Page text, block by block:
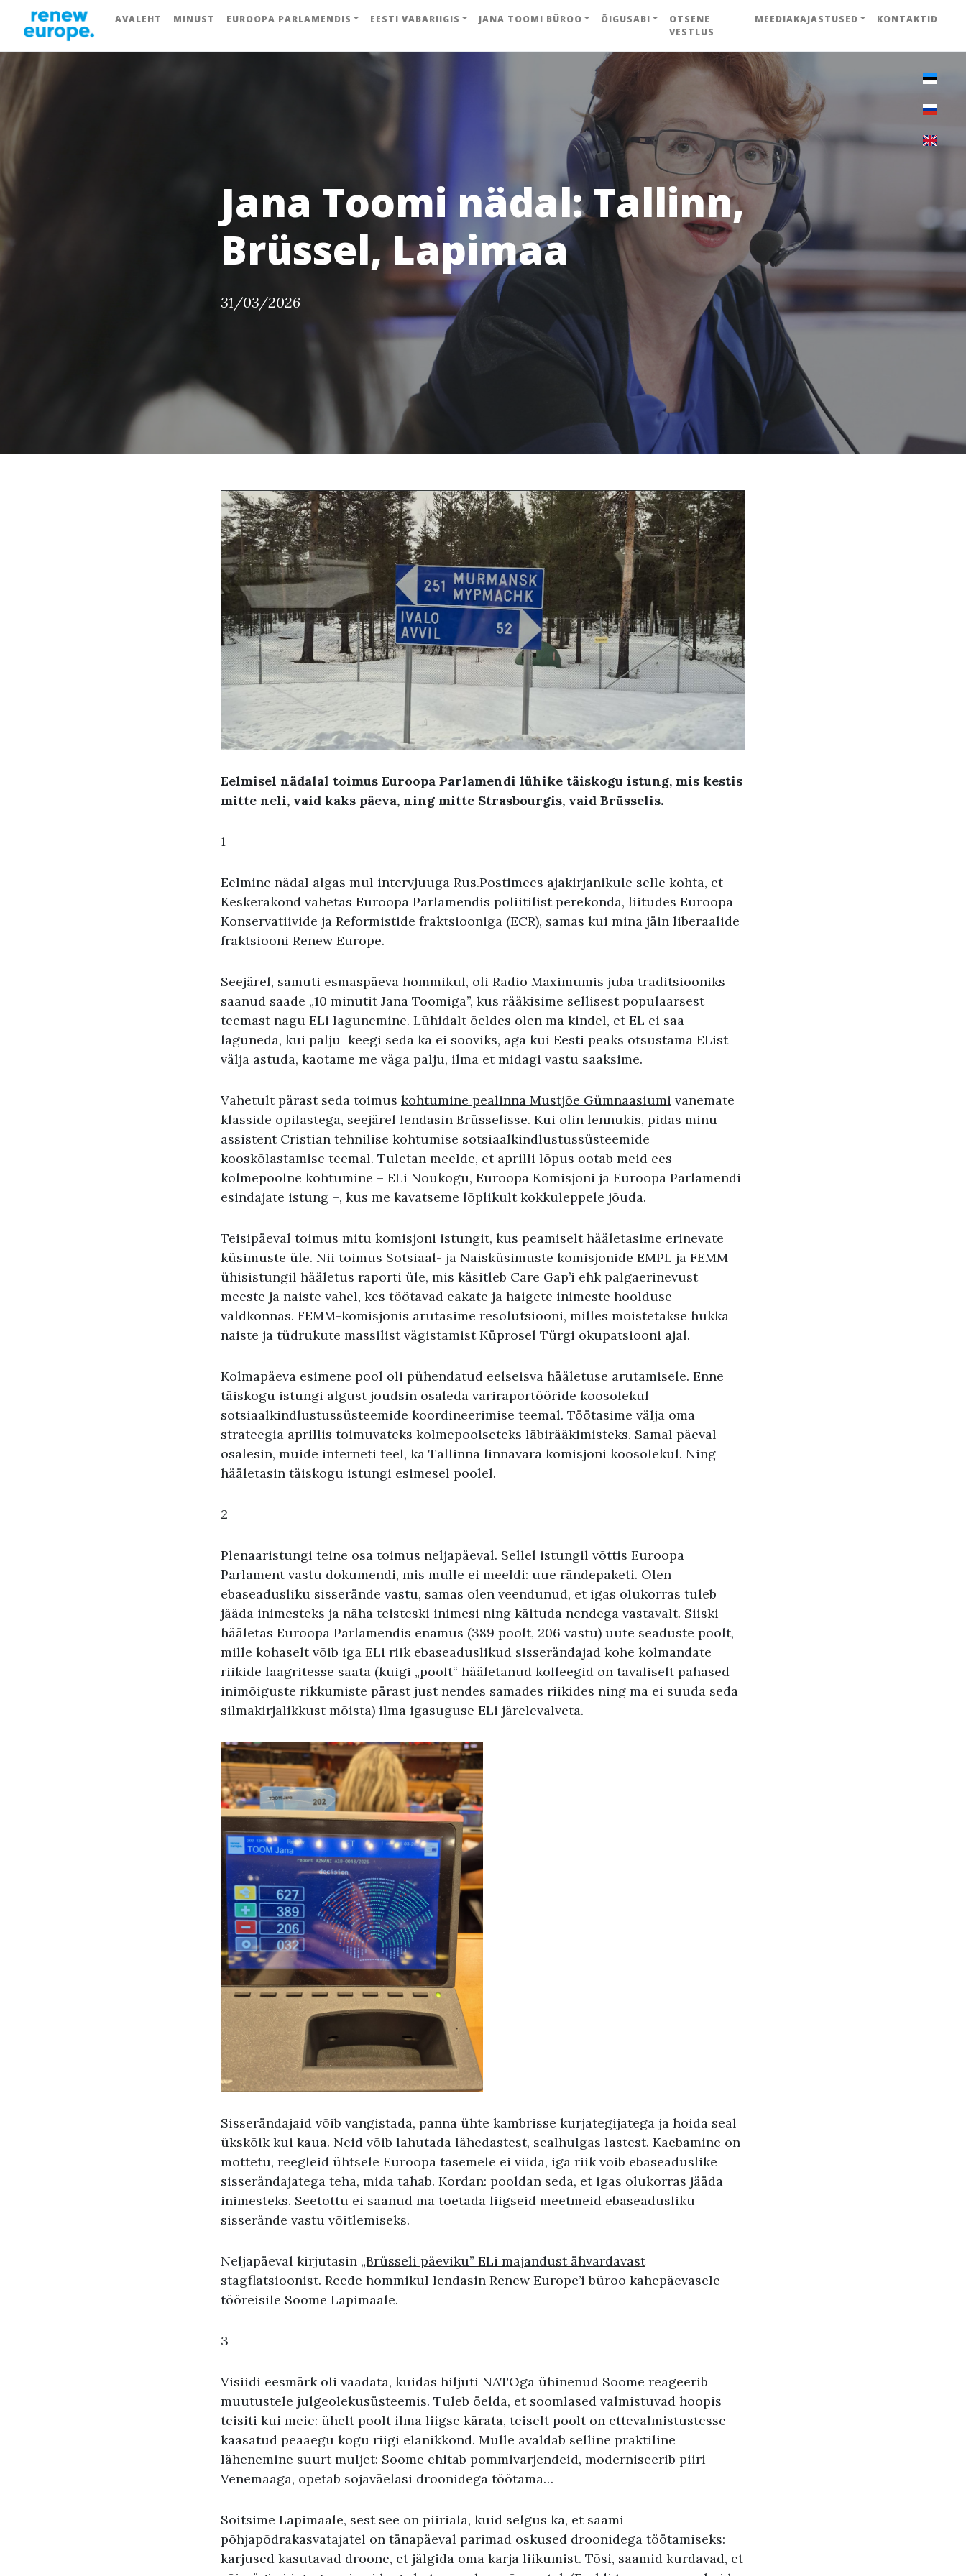
AVALEHT MINUST EUROOPA PARLAMENDIS EESTI VABARIIGIS JANA TOOMI BÜROO ÕIGUSABI
OTSENE
VESTLUS
MEEDIAKAJASTUSED KONTAKTID
Jana Toomi nädal: Tallinn,
Brüssel, Lapimaa
31/03/2026
Eelmisel nädalal toimus Euroopa Parlamendi lühike täiskogu istung, mis kestis
mitte neli, vaid kaks päeva, ning mitte Strasbourgis, vaid Brüsselis.
1
Eelmine nädal algas mul intervjuuga Rus.Postimees ajakirjanikule selle kohta, et
Keskerakond vahetas Euroopa Parlamendis poliitilist perekonda, liitudes Euroopa
Konservatiivide ja Reformistide fraktsiooniga (ECR), samas kui mina jäin liberaalide
fraktsiooni Renew Europe.
Seejärel, samuti esmaspäeva hommikul, oli Radio Maximumis juba traditsiooniks
saanud saade „10 minutit Jana Toomiga”, kus rääkisime sellisest populaarsest
teemast nagu ELi lagunemine. Lühidalt öeldes olen ma kindel, et EL ei saa
laguneda, kui palju keegi seda ka ei sooviks, aga kui Eesti peaks otsustama EList
välja astuda, kaotame me väga palju, ilma et midagi vastu saaksime.
Vahetult pärast seda toimus kohtumine pealinna Mustjõe Gümnaasiumi vanemate
klasside õpilastega, seejärel lendasin Brüsselisse. Kui olin lennukis, pidas minu
assistent Cristian tehnilise kohtumise sotsiaalkindlustussüsteemide
kooskõlastamise teemal. Tuletan meelde, et aprilli lõpus ootab meid ees
kolmepoolne kohtumine – ELi Nõukogu, Euroopa Komisjoni ja Euroopa Parlamendi
esindajate istung –, kus me kavatseme lõplikult kokkuleppele jõuda.
Teisipäeval toimus mitu komisjoni istungit, kus peamiselt hääletasime erinevate
küsimuste üle. Nii toimus Sotsiaal- ja Naisküsimuste komisjonide EMPL ja FEMM
ühisistungil hääletus raporti üle, mis käsitleb Care Gap’i ehk palgaerinevust
meeste ja naiste vahel, kes töötavad eakate ja haigete inimeste hoolduse
valdkonnas. FEMM-komisjonis arutasime resolutsiooni, milles mõistetakse hukka
naiste ja tüdrukute massilist vägistamist Küprosel Türgi okupatsiooni ajal.
Kolmapäeva esimene pool oli pühendatud eelseisva hääletuse arutamisele. Enne
täiskogu istungi algust jõudsin osaleda variraportööride koosolekul
sotsiaalkindlustussüsteemide koordineerimise teemal. Töötasime välja oma
strateegia aprillis toimuvateks kolmepoolseteks läbirääkimisteks. Samal päeval
osalesin, muide interneti teel, ka Tallinna linnavara komisjoni koosolekul. Ning
hääletasin täiskogu istungi esimesel poolel.
2
Plenaaristungi teine osa toimus neljapäeval. Sellel istungil võttis Euroopa
Parlament vastu dokumendi, mis mulle ei meeldi: uue rändepaketi. Olen
ebaseadusliku sisserände vastu, samas olen veendunud, et igas olukorras tuleb
jääda inimesteks ja näha teisteski inimesi ning käituda nendega vastavalt. Siiski
hääletas Euroopa Parlamendis enamus (389 poolt, 206 vastu) uute seaduste poolt,
mille kohaselt võib iga ELi riik ebaseaduslikud sisserändajad kohe kolmandate
riikide laagritesse saata (kuigi „poolt“ hääletanud kolleegid on tavaliselt pahased
inimõiguste rikkumiste pärast just nendes samades riikides ning ma ei suuda seda
silmakirjalikkust mõista) ilma igasuguse ELi järelevalveta.
Sisserändajaid võib vangistada, panna ühte kambrisse kurjategijatega ja hoida seal
ükskõik kui kaua. Neid võib lahutada lähedastest, sealhulgas lastest. Kaebamine on
mõttetu, reegleid ühtsele Euroopa tasemele ei viida, iga riik võib ebaseaduslike
sisserändajatega teha, mida tahab. Kordan: pooldan seda, et igas olukorras jääda
inimesteks. Seetõttu ei saanud ma toetada liigseid meetmeid ebaseadusliku
sisserände vastu võitlemiseks.
Neljapäeval kirjutasin „Brüsseli päeviku” ELi majandust ähvardavast
stagflatsioonist. Reede hommikul lendasin Renew Europe’i büroo kahepäevasele
tööreisile Soome Lapimaale.
3
Visiidi eesmärk oli vaadata, kuidas hiljuti NATOga ühinenud Soome reageerib
muutustele julgeolekusüsteemis. Tuleb öelda, et soomlased valmistuvad hoopis
teisiti kui meie: ühelt poolt ilma liigse kärata, teiselt poolt on ettevalmistustesse
kaasatud peaaegu kogu riigi elanikkond. Mulle avaldab selline praktiline
lähenemine suurt muljet: Soome ehitab pommivarjendeid, moderniseerib piiri
Venemaaga, õpetab sõjaväelasi droonidega töötama…
Sõitsime Lapimaale, sest see on piiriala, kuid selgus ka, et saami
põhjapõdrakasvatajatel on tänapäeval parimad oskused droonidega töötamiseks:
karjused kasutavad droone, et jälgida oma karja liikumist. Tõsi, saamid kurdavad, et